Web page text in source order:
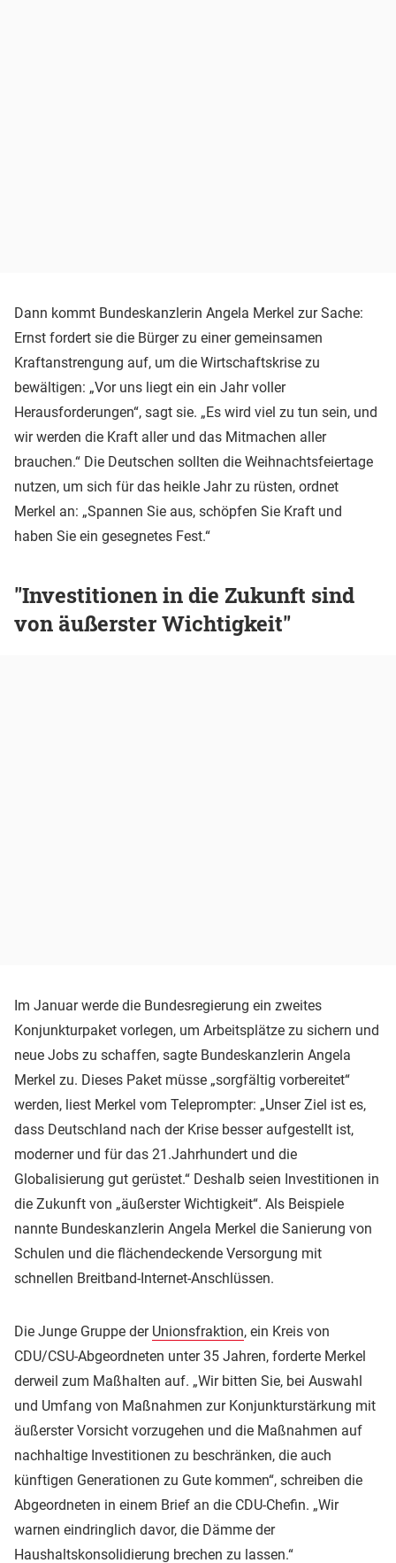
Dann kommt Bundeskanzlerin Angela Merkel zur Sache:
Ernst fordert sie die Bürger zu einer gemeinsamen
Kraftanstrengung auf, um die Wirtschaftskrise zu
bewältigen: „Vor uns liegt ein ein Jahr voller
Herausforderungen“, sagt sie. „Es wird viel zu tun sein, und
wir werden die Kraft aller und das Mitmachen aller
brauchen.“ Die Deutschen sollten die Weihnachtsfeiertage
nutzen, um sich für das heikle Jahr zu rüsten, ordnet
Merkel an: „Spannen Sie aus, schöpfen Sie Kraft und
haben Sie ein gesegnetes Fest.“
"Investitionen in die Zukunft sind
von äußerster Wichtigkeit"
Im Januar werde die Bundesregierung ein zweites
Konjunkturpaket vorlegen, um Arbeitsplätze zu sichern und
neue Jobs zu schaffen, sagte Bundeskanzlerin Angela
Merkel zu. Dieses Paket müsse „sorgfältig vorbereitet“
werden, liest Merkel vom Teleprompter: „Unser Ziel ist es,
dass Deutschland nach der Krise besser aufgestellt ist,
moderner und für das 21.Jahrhundert und die
Globalisierung gut gerüstet.“ Deshalb seien Investitionen in
die Zukunft von „äußerster Wichtigkeit“. Als Beispiele
nannte Bundeskanzlerin Angela Merkel die Sanierung von
Schulen und die flächendeckende Versorgung mit
schnellen Breitband-Internet-Anschlüssen.
Die Junge Gruppe der Unionsfraktion, ein Kreis von
CDU/CSU-Abgeordneten unter 35 Jahren, forderte Merkel
derweil zum Maßhalten auf. „Wir bitten Sie, bei Auswahl
und Umfang von Maßnahmen zur Konjunkturstärkung mit
äußerster Vorsicht vorzugehen und die Maßnahmen auf
nachhaltige Investitionen zu beschränken, die auch
künftigen Generationen zu Gute kommen“, schreiben die
Abgeordneten in einem Brief an die CDU-Chefin. „Wir
warnen eindringlich davor, die Dämme der
Haushaltskonsolidierung brechen zu lassen.“